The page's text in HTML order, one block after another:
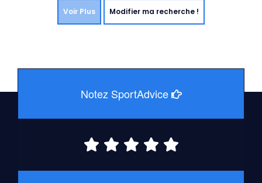
Voir Plus Modifier ma recherche !
Notez SportAdvice